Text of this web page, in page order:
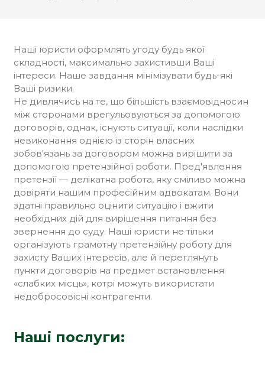
Наші юристи оформлять угоду будь якої
складності, максимально захистивши Ваші
інтереси. Наше завдання мінімізувати будь-які
Ваші ризики.
Не дивлячись на те, що більшість взаємовідносин
між сторонами врегульовуються за допомогою
договорів, однак, існують ситуації, коли наслідки
невиконання однією із сторін власних
зобов'язань за договором можна вирішити за
допомогою претензійної роботи. Пред'явлення
претензії — делікатна робота, яку сміливо можна
довіряти нашим професійним адвокатам. Вони
здатні правильно оцінити ситуацію і вжити
необхідних дій для вирішення питання без
звернення до суду. Наші юристи не тільки
організують грамотну претензійну роботу для
захисту Ваших інтересів, але й переглянуть
пункти договорів на предмет встановлення
«слабких місць», котрі можуть використати
недобросовісні контрагенти.
Наші послуги: